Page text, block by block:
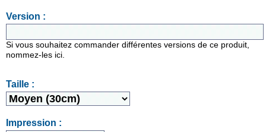
Version :
Si vous souhaitez commander différentes versions de ce produit,
nommez-les ici.
Taille :
Impression :